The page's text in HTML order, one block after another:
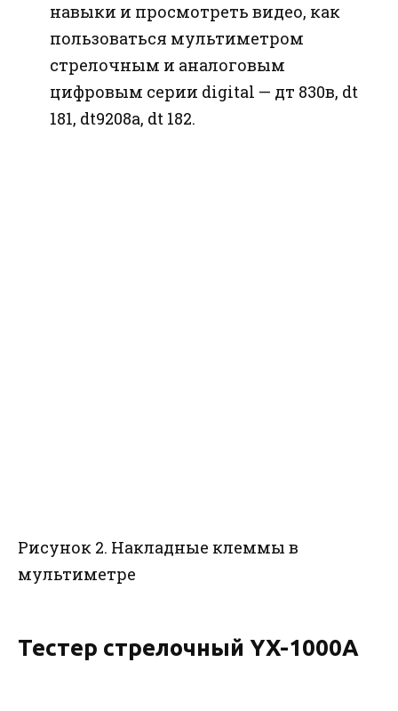
навыки и просмотреть видео, как
пользоваться мультиметром
стрелочным и аналоговым
цифровым серии digital — дт 830в, dt
181, dt9208a, dt 182.
Рисунок 2. Накладные клеммы в
мультиметре
Тестер стрелочный YX-1000A